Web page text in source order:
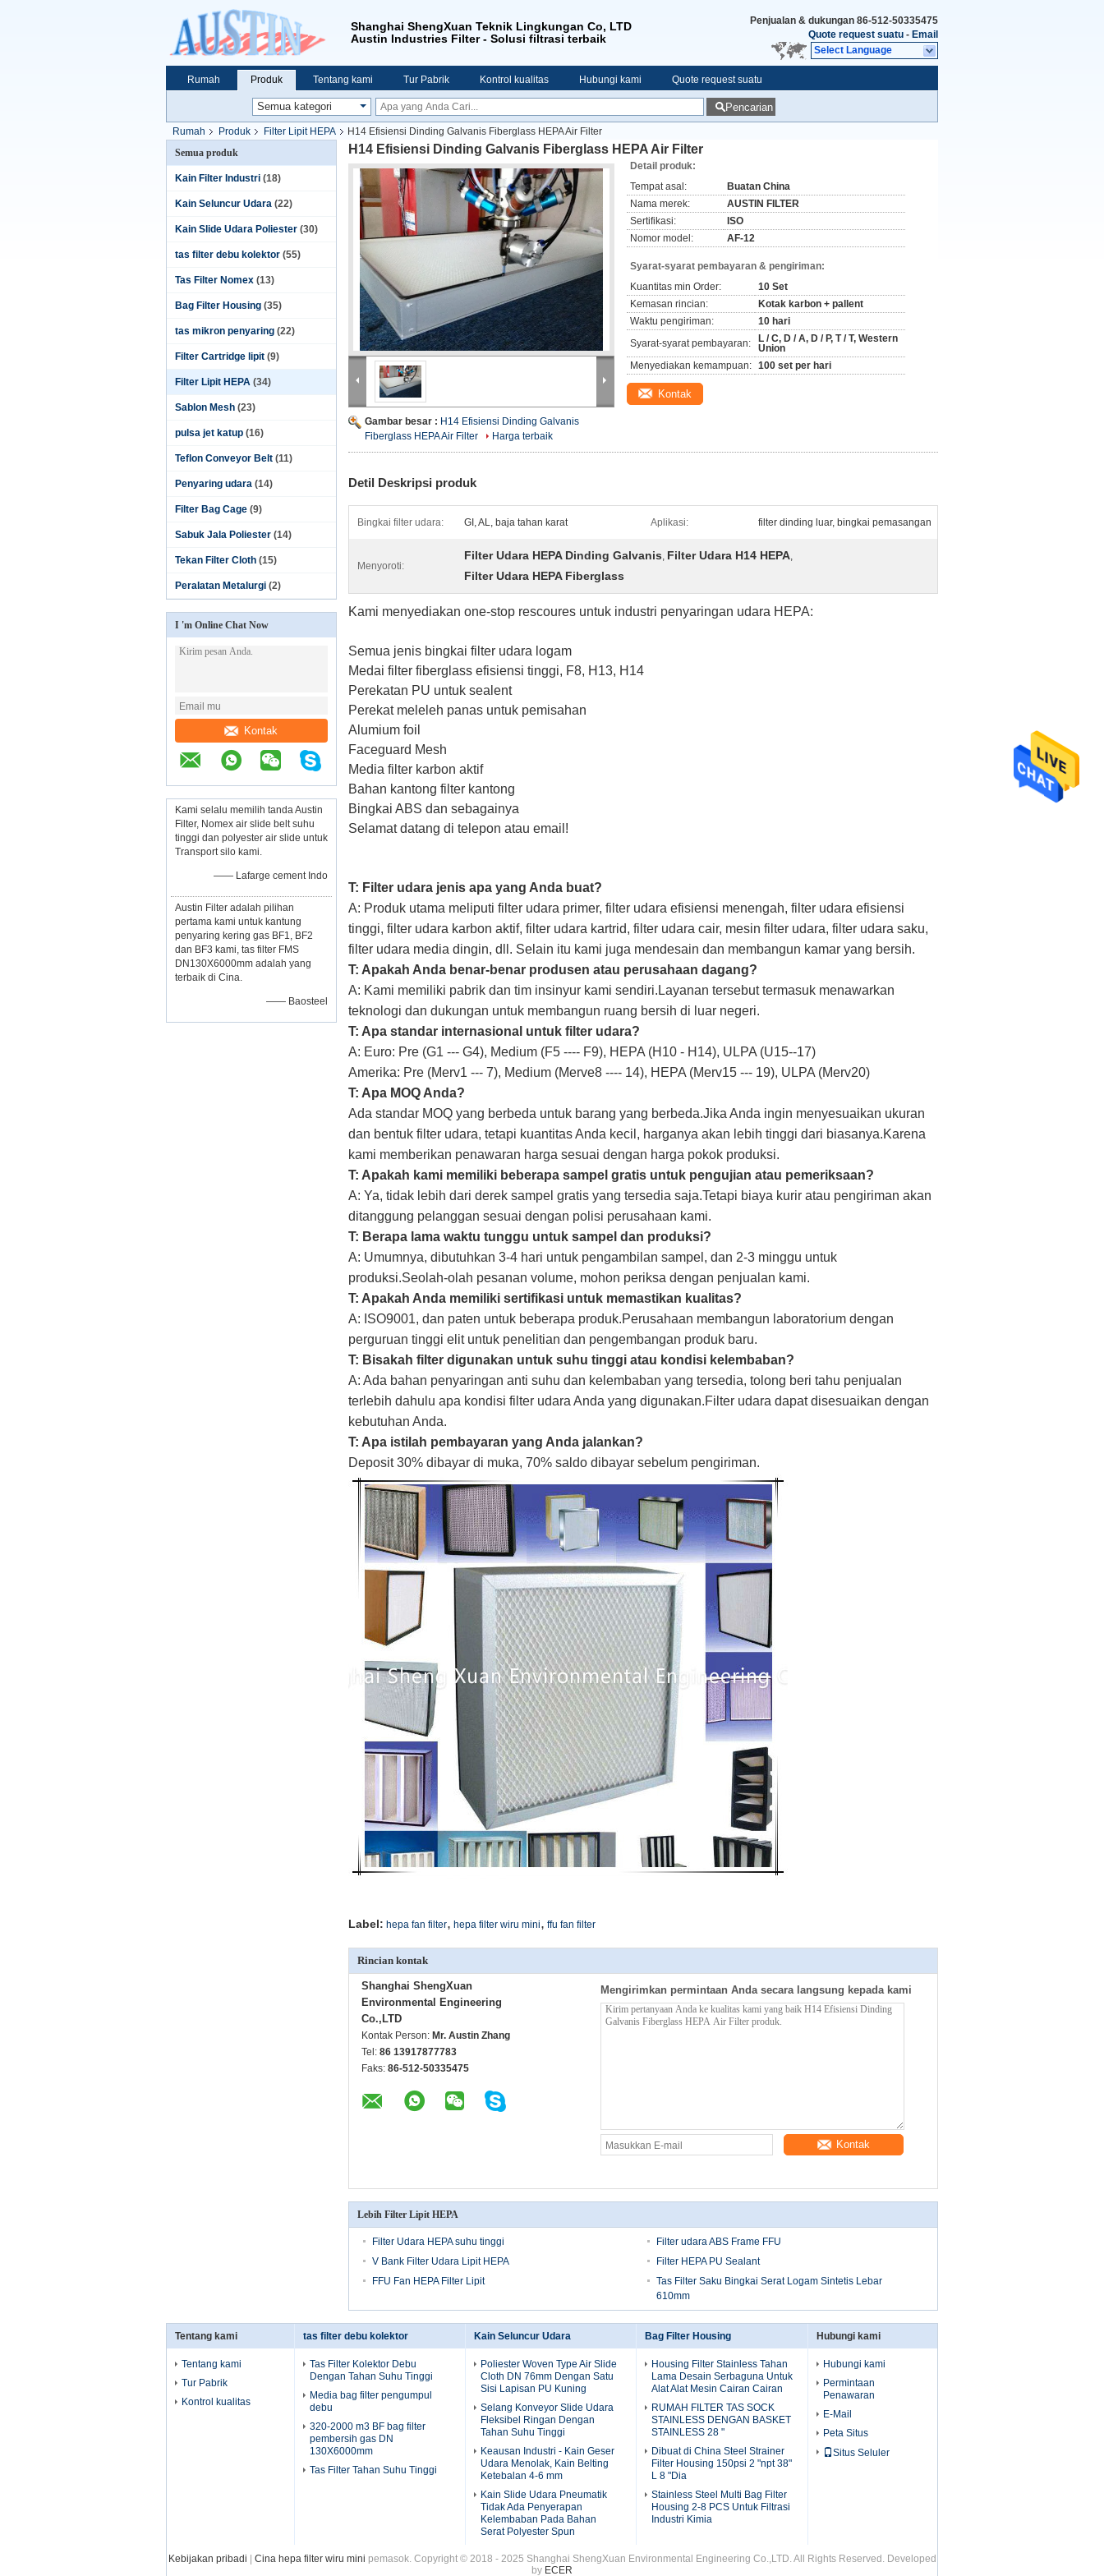
Shanghai ShengXuan Teknik Lingkungan Co, LTD
Austin Industries Filter - Solusi filtrasi terbaik
Penjualan & dukungan 86-512-50335475
Quote request suatu - Email
Select Language
Rumah Produk Tentang kami Tur Pabrik Kontrol kualitas Hubungi kami Quote request suatu
Pencarian
Rumah Produk Filter Lipit HEPA
H14 Efisiensi Dinding Galvanis Fiberglass HEPA Air Filter
Semua produk
Kain Filter Industri (18)
Kain Seluncur Udara (22)
Kain Slide Udara Poliester (30)
tas filter debu kolektor (55)
Tas Filter Nomex (13)
Bag Filter Housing (35)
tas mikron penyaring (22)
Filter Cartridge lipit (9)
Filter Lipit HEPA (34)
Sablon Mesh (23)
pulsa jet katup (16)
Teflon Conveyor Belt (11)
Penyaring udara (14)
Filter Bag Cage (9)
Sabuk Jala Poliester (14)
Tekan Filter Cloth (15)
Peralatan Metalurgi (2)
I 'm Online Chat Now
Kontak
Kami selalu memilih tanda Austin
Filter, Nomex air slide belt suhu
tinggi dan polyester air slide untuk
Transport silo kami.
—— Lafarge cement Indo
Austin Filter adalah pilihan
pertama kami untuk kantung
penyaring kering gas BF1, BF2
dan BF3 kami, tas filter FMS
DN130X6000mm adalah yang
terbaik di Cina.
—— Baosteel
H14 Efisiensi Dinding Galvanis Fiberglass HEPA Air Filter
Gambar besar : H14 Efisiensi Dinding Galvanis
Fiberglass HEPA Air Filter
Harga terbaik
Detail produk:
Tempat asal:
Buatan China
Nama merek:
AUSTIN FILTER
Sertifikasi:
ISO
Nomor model:
AF-12
Syarat-syarat pembayaran & pengiriman:
Kuantitas min Order:
10 Set
Kemasan rincian:
Kotak karbon + pallent
Waktu pengiriman:
10 hari
Syarat-syarat pembayaran:
L / C, D / A, D / P, T / T, Western
Union
Menyediakan kemampuan: 100 set per hari
Kontak
Detil Deskripsi produk
Bingkai filter udara: GI, AL, baja tahan karat Aplikasi: filter dinding luar, bingkai pemasangan
Menyoroti:
Filter Udara HEPA Dinding Galvanis, Filter Udara H14 HEPA,
Filter Udara HEPA Fiberglass
Kami menyediakan one-stop rescoures untuk industri penyaringan udara HEPA:
Semua jenis bingkai filter udara logam
Medai filter fiberglass efisiensi tinggi, F8, H13, H14
Perekatan PU untuk sealent
Perekat meleleh panas untuk pemisahan
Alumium foil
Faceguard Mesh
Media filter karbon aktif
Bahan kantong filter kantong
Bingkai ABS dan sebagainya
Selamat datang di telepon atau email!
T: Filter udara jenis apa yang Anda buat?
A: Produk utama meliputi filter udara primer, filter udara efisiensi menengah, filter udara efisiensi
tinggi, filter udara karbon aktif, filter udara kartrid, filter udara cair, mesin filter udara, filter udara saku,
filter udara media dingin, dll. Selain itu kami juga mendesain dan membangun kamar yang bersih.
T: Apakah Anda benar-benar produsen atau perusahaan dagang?
A: Kami memiliki pabrik dan tim insinyur kami sendiri.Layanan tersebut termasuk menawarkan
teknologi dan dukungan untuk membangun ruang bersih di luar negeri.
T: Apa standar internasional untuk filter udara?
A: Euro: Pre (G1 --- G4), Medium (F5 ---- F9), HEPA (H10 - H14), ULPA (U15--17)
Amerika: Pre (Merv1 --- 7), Medium (Merve8 ---- 14), HEPA (Merv15 --- 19), ULPA (Merv20)
T: Apa MOQ Anda?
Ada standar MOQ yang berbeda untuk barang yang berbeda.Jika Anda ingin menyesuaikan ukuran
dan bentuk filter udara, tetapi kuantitas Anda kecil, harganya akan lebih tinggi dari biasanya.Karena
kami memberikan penawaran harga sesuai dengan harga pokok produksi.
T: Apakah kami memiliki beberapa sampel gratis untuk pengujian atau pemeriksaan?
A: Ya, tidak lebih dari derek sampel gratis yang tersedia saja.Tetapi biaya kurir atau pengiriman akan
ditanggung pelanggan sesuai dengan polisi perusahaan kami.
T: Berapa lama waktu tunggu untuk sampel dan produksi?
A: Umumnya, dibutuhkan 3-4 hari untuk pengambilan sampel, dan 2-3 minggu untuk
produksi.Seolah-olah pesanan volume, mohon periksa dengan penjualan kami.
T: Apakah Anda memiliki sertifikasi untuk memastikan kualitas?
A: ISO9001, dan paten untuk beberapa produk.Perusahaan membangun laboratorium dengan
perguruan tinggi elit untuk penelitian dan pengembangan produk baru.
T: Bisakah filter digunakan untuk suhu tinggi atau kondisi kelembaban?
A: Ada bahan penyaringan anti suhu dan kelembaban yang tersedia, tolong beri tahu penjualan
terlebih dahulu apa kondisi filter udara Anda yang digunakan.Filter udara dapat disesuaikan dengan
kebutuhan Anda.
T: Apa istilah pembayaran yang Anda jalankan?
Deposit 30% dibayar di muka, 70% saldo dibayar sebelum pengiriman.
Label: hepa fan filter, hepa filter wiru mini, ffu fan filter
Rincian kontak
Shanghai ShengXuan
Environmental Engineering
Co.,LTD
Kontak Person: Mr. Austin Zhang
Tel: 86 13917877783
Faks: 86-512-50335475
Mengirimkan permintaan Anda secara langsung kepada kami
Kontak
Lebih Filter Lipit HEPA
Filter Udara HEPA suhu tinggi
Filter udara ABS Frame FFU
V Bank Filter Udara Lipit HEPA
Filter HEPA PU Sealant
FFU Fan HEPA Filter Lipit
Tas Filter Saku Bingkai Serat Logam Sintetis Lebar
610mm
Tentang kami
Tentang kami
Tur Pabrik
Kontrol kualitas
tas filter debu kolektor
Tas Filter Kolektor Debu
Dengan Tahan Suhu Tinggi
Media bag filter pengumpul
debu
320-2000 m3 BF bag filter
pembersih gas DN
130X6000mm
Tas Filter Tahan Suhu Tinggi
Kain Seluncur Udara
Poliester Woven Type Air Slide
Cloth DN 76mm Dengan Satu
Sisi Lapisan PU Kuning
Selang Konveyor Slide Udara
Fleksibel Ringan Dengan
Tahan Suhu Tinggi
Keausan Industri - Kain Geser
Udara Menolak, Kain Belting
Ketebalan 4-6 mm
Kain Slide Udara Pneumatik
Tidak Ada Penyerapan
Kelembaban Pada Bahan
Serat Polyester Spun
Bag Filter Housing
Housing Filter Stainless Tahan
Lama Desain Serbaguna Untuk
Alat Alat Mesin Cairan Cairan
RUMAH FILTER TAS SOCK
STAINLESS DENGAN BASKET
STAINLESS 28 "
Dibuat di China Steel Strainer
Filter Housing 150psi 2 "npt 38"
L 8 "Dia
Stainless Steel Multi Bag Filter
Housing 2-8 PCS Untuk Filtrasi
Industri Kimia
Hubungi kami
Hubungi kami
Permintaan
Penawaran
E-Mail
Peta Situs
Situs Seluler
Kebijakan pribadi Cina hepa filter wiru mini pemasok. Copyright © 2018 - 2025 Shanghai ShengXuan Environmental Engineering Co.,LTD. All Rights Reserved. Developed
by ECER